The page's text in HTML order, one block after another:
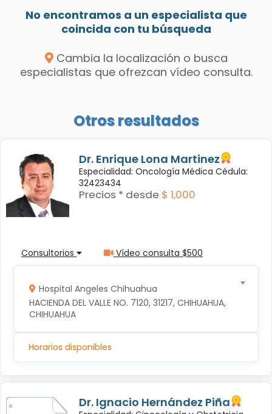
No encontramos a un especialista que
coincida con tu búsqueda
Cambia la localización o busca
especialistas que ofrezcan vídeo consulta.
Otros resultados
Dr. Enrique Lona Martinez
Especialidad: Oncología Médica Cédula:
32423434
Precios * desde $ 1,000
Consultorios Vídeo consulta $500
Hospital Angeles Chihuahua
HACIENDA DEL VALLE NO. 7120, 31217, CHIHUAHUA,
CHIHUAHUA
Horarios disponibles
Dr. Ignacio Hernández Piña